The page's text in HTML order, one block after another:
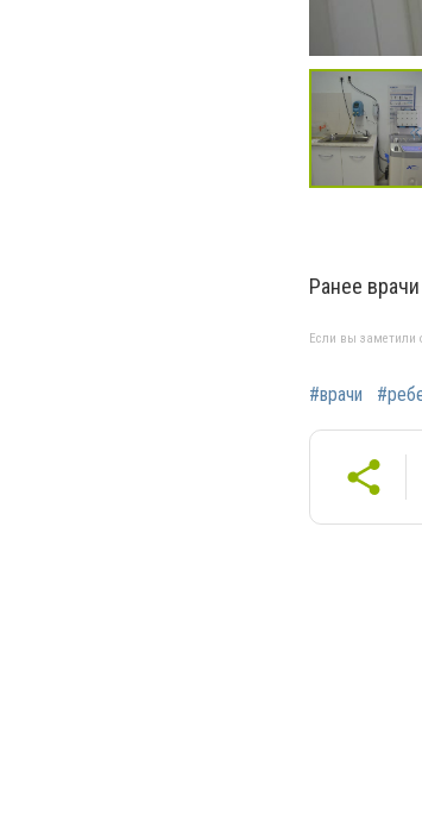
Ранее
Если вы заметили
#врачи